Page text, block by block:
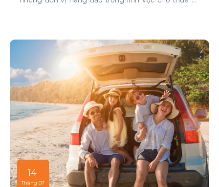
14
Tháng 07